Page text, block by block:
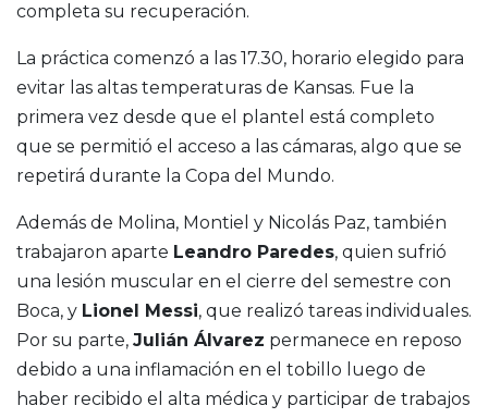
completa su recuperación.
La práctica comenzó a las 17.30, horario elegido para
evitar las altas temperaturas de Kansas. Fue la
primera vez desde que el plantel está completo
que se permitió el acceso a las cámaras, algo que se
repetirá durante la Copa del Mundo.
Además de Molina, Montiel y Nicolás Paz, también
trabajaron aparte Leandro Paredes, quien sufrió
una lesión muscular en el cierre del semestre con
Boca, y Lionel Messi, que realizó tareas individuales.
Por su parte, Julián Álvarez permanece en reposo
debido a una inflamación en el tobillo luego de
haber recibido el alta médica y participar de trabajos